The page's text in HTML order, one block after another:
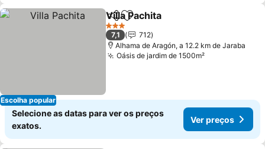
Escolha popular
PartilharAdicionar aos favoritos
Villa Pachita
3 Estrelas
7,1
712
Alhama de Aragón, a 12.2 km de Jaraba
Oásis de jardim de 1500m²Ver preços
Selecione as datas para ver os preços
exatos.
Ver preços